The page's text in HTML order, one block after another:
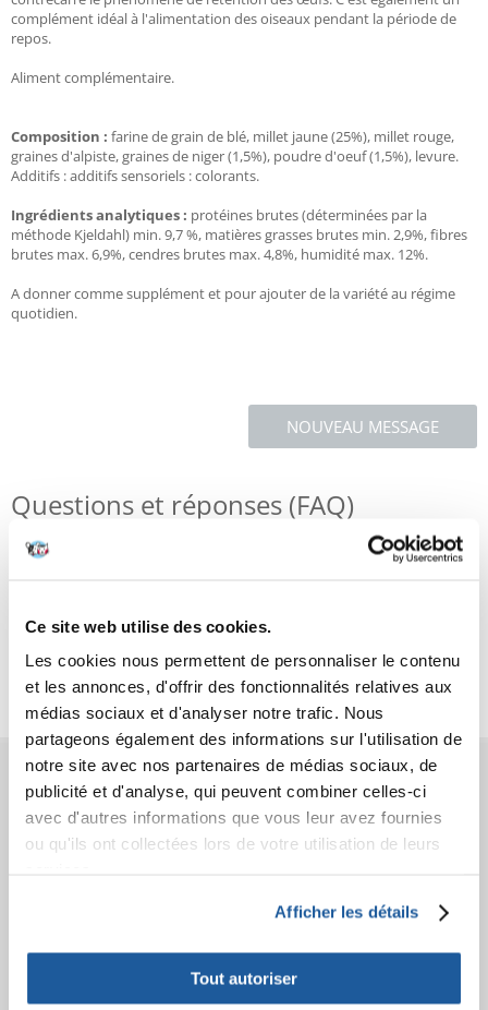
Ce site web utilise des cookies.
Les cookies nous permettent de personnaliser le contenu
et les annonces, d'offrir des fonctionnalités relatives aux
médias sociaux et d'analyser notre trafic. Nous
partageons également des informations sur l'utilisation de
notre site avec nos partenaires de médias sociaux, de
publicité et d'analyse, qui peuvent combiner celles-ci
avec d'autres informations que vous leur avez fournies
ou qu'ils ont collectées lors de votre utilisation de leurs
Afficher les détails
Tout autoriser
complément idéal à l'alimentation des oiseaux pendant la période de
repos.
Aliment complémentaire.
Composition : farine de grain de blé, millet jaune (25%), millet rouge,
graines d'alpiste, graines de niger (1,5%), poudre d'oeuf (1,5%), levure.
Additifs : additifs sensoriels : colorants.
Ingrédients analytiques : protéines brutes (déterminées par la
méthode Kjeldahl) min. 9,7 %, matières grasses brutes min. 2,9%, fibres
brutes max. 6,9%, cendres brutes max. 4,8%, humidité max. 12%.
A donner comme supplément et pour ajouter de la variété au régime
quotidien.
NOUVEAU MESSAGE
Questions et réponses (FAQ)
Critiques
Photos supplémentaires
AVANT L'ACHAT
COMMANDES
APPRENEZ À NOUS CONNAÎTRE